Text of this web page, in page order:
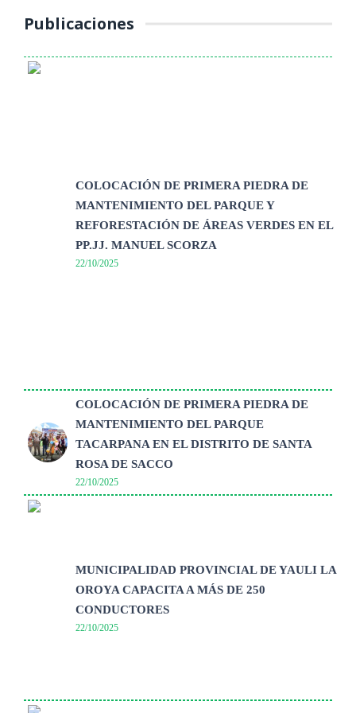
Publicaciones
COLOCACIÓN DE PRIMERA PIEDRA DE
MANTENIMIENTO DEL PARQUE Y
REFORESTACIÓN DE ÁREAS VERDES EN EL
PP.JJ. MANUEL SCORZA
22/10/2025
COLOCACIÓN DE PRIMERA PIEDRA DE
MANTENIMIENTO DEL PARQUE
TACARPANA EN EL DISTRITO DE SANTA
ROSA DE SACCO
22/10/2025
MUNICIPALIDAD PROVINCIAL DE YAULI LA
OROYA CAPACITA A MÁS DE 250
CONDUCTORES
22/10/2025